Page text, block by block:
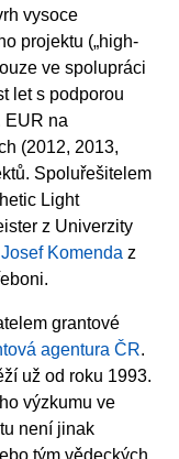
vysoce
projektu („high-
ve spolupráci
let s podporou
EUR na
(2012, 2013,
Spoluřešitelem
Light
z Univerzity
Josef Komenda z
grantové
agentura ČR.
už od roku 1993.
výzkumu ve
není jinak
tým vědeckých